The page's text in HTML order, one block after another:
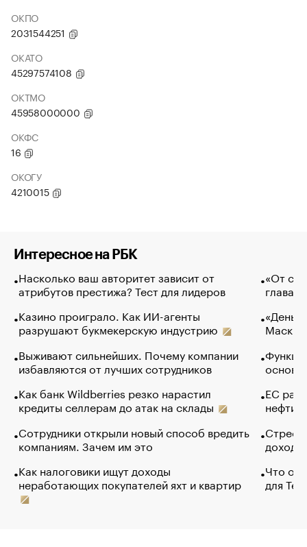
ОКПО
2031544251
ОКАТО
45297574108
ОКТМО
45958000000
ОКФС
16
ОКОГУ
4210015
Интересное на РБК
Насколько ваш авторитет зависит от
атрибутов престижа? Тест для лидеров
Казино проиграло. Как ИИ-агенты
разрушают букмекерскую индустрию
Выживают сильнейших. Почему компании
избавляются от лучших сотрудников
Как банк Wildberries резко нарастил
кредиты селлерам до атак на склады
Сотрудники открыли новый способ вредить
компаниям. Зачем им это
Как налоговики ищут доходы
неработающих покупателей яхт и квартир
«От
глава
Маск в
основ
ЕС
нефти
Что
для